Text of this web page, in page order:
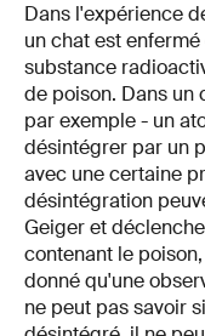
Dans l'expérience
un chat est
substance
de poison. Dans un
par exemple - un
désintégrer par un
avec une certaine
désintégration
Geiger et
contenant le
donné qu'une
ne peut pas savoir